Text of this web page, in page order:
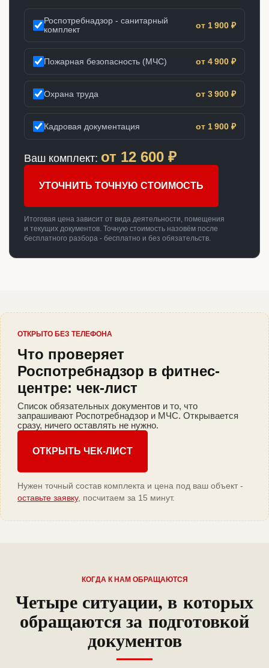
Роспотребнадзор - санитарный
комплект
от 1 900 ₽
Пожарная безопасность (МЧС) от 4 900 ₽
Охрана труда от 3 900 ₽
Кадровая документация от 1 900 ₽
Ваш комплект: от 12 600 ₽
УТОЧНИТЬ ТОЧНУЮ СТОИМОСТЬ
Итоговая цена зависит от вида деятельности, помещения
и текущих документов. Точную стоимость назовём после
бесплатного разбора - бесплатно и без обязательств.
ОТКРЫТО БЕЗ ТЕЛЕФОНА
Что проверяет
Роспотребнадзор в фитнес-
центре: чек-лист
Список обязательных документов и то, что
запрашивают Роспотребнадзор и МЧС. Открывается
сразу, ничего оставлять не нужно.
ОТКРЫТЬ ЧЕК-ЛИСТ
Нужен точный состав комплекта и цена под ваш объект -
оставьте заявку, посчитаем за 15 минут.
КОГДА К НАМ ОБРАЩАЮТСЯ
Четыре ситуации, в которых
обращаются за подготовкой
документов